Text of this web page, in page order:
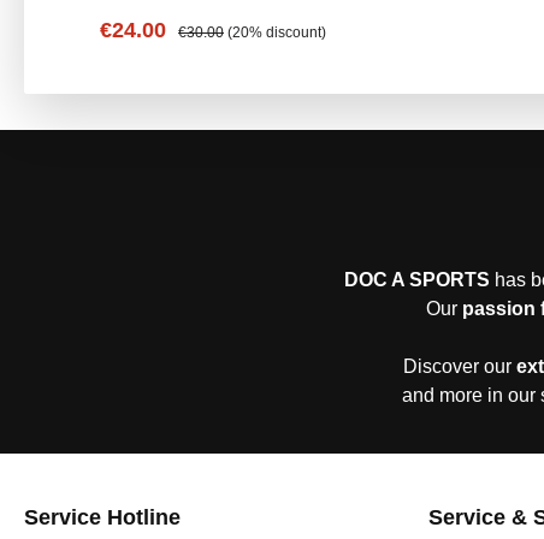
Angenehmer Tragekomfort – Für Alltag, Freizeit und Spieltage geeignet. Material & Pflege Material: 100%
Sale price:
€24.00 Regular price:
€30.00 (20% discount)
DOC A SPORTS has
Our passion
Discover our
and more in our
Service Hotline Service &